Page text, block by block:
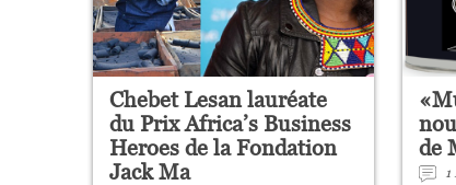
Chebet Lesan lauréate
du Prix Africa’s Business
Heroes de la Fondation
Jack Ma
de
1